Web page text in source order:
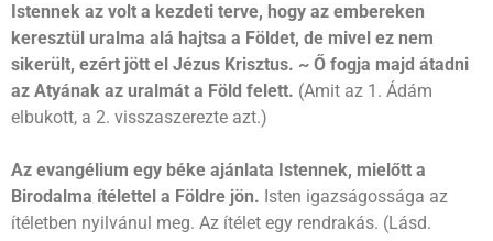
Istennek az volt a kezdeti terve, hogy az embereken
keresztül uralma alá hajtsa a Földet, de mivel ez nem
sikerült, ezért jött el Jézus Krisztus. ~ Ő fogja majd átadni
az Atyának az uralmát a Föld felett. (Amit az 1. Ádám
elbukott, a 2. visszaszerezte azt.)
Az evangélium egy béke ajánlata Istennek, mielőtt a
Birodalma ítélettel a Földre jön. Isten igazságossága az
ítéletben nyilvánul meg. Az ítélet egy rendrakás. (Lásd.